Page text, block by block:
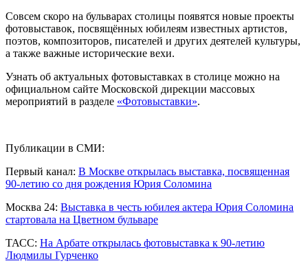
Совсем скоро на бульварах столицы появятся новые проекты
фотовыставок, посвящённых юбилеям известных артистов,
поэтов, композиторов, писателей и других деятелей культуры,
а также важные исторические вехи.
Узнать об актуальных фотовыставках в столице можно на
официальном сайте Московской дирекции массовых
мероприятий в разделе «Фотовыставки».
Публикации в СМИ:
Первый канал: В Москве открылась выставка, посвященная
90-летию со дня рождения Юрия Соломина
Москва 24: Выставка в честь юбилея актера Юрия Соломина
стартовала на Цветном бульваре
ТАСС: На Арбате открылась фотовыставка к 90-летию
Людмилы Гурченко